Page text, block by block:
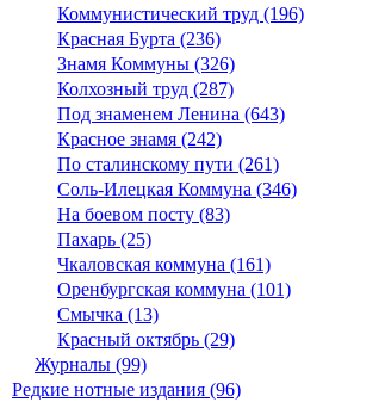
Коммунистический труд (196)
Красная Бурта (236)
Знамя Коммуны (326)
Колхозный труд (287)
Под знаменем Ленина (643)
Красное знамя (242)
По сталинскому пути (261)
Соль-Илецкая Коммуна (346)
На боевом посту (83)
Пахарь (25)
Чкаловская коммуна (161)
Оренбургская коммуна (101)
Смычка (13)
Красный октябрь (29)
Журналы (99)
Редкие нотные издания (96)